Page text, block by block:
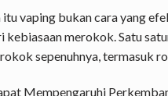
itu vaping bukan cara yang
kebiasaan merokok. Satu
sepenuhnya, termasuk
Mempengaruhi